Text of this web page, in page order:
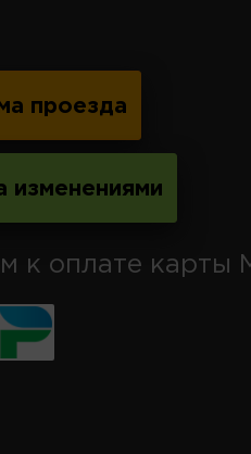
проезда
изменениями
к оплате карты